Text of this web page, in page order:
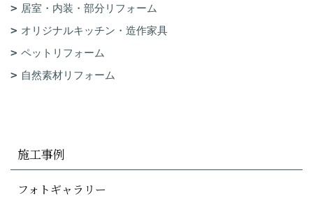
居室・内装・部分リフォーム
オリジナルキッチン・造作家具
ペットリフォーム
自然素材リフォーム
施工事例
フォトギャラリー